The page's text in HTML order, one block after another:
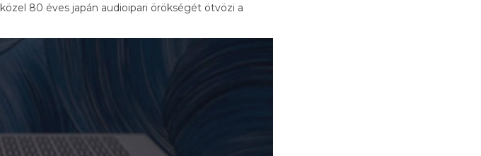
közel 80 éves japán audioipari örökségét ötvözi a